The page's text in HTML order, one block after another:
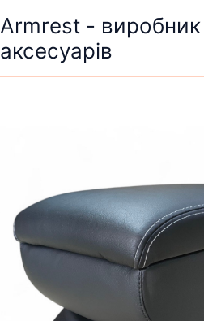
Armrest - виробник
аксесуарів